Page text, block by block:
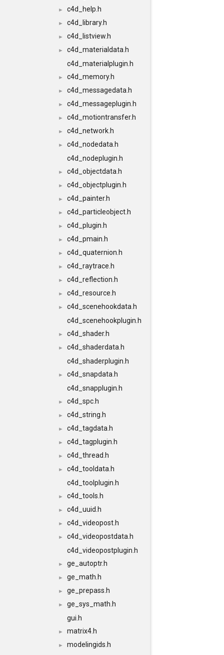
► c4d_help.h
► c4d_library.h
► c4d_listview.h
►
c4d_materialdata.h
c4d_materialplugin.h
► c4d_memory.h
► c4d_messagedata.h
► c4d_messageplugin.h
► c4d_motiontransfer.h
► c4d_network.h
►
c4d_nodedata.h
c4d_nodeplugin.h
► c4d_objectdata.h
► c4d_objectplugin.h
► c4d_painter.h
► c4d_particleobject.h
► c4d_plugin.h
► c4d_pmain.h
► c4d_quaternion.h
► c4d_raytrace.h
► c4d_reflection.h
► c4d_resource.h
►
c4d_scenehookdata.h
c4d_scenehookplugin.h
► c4d_shader.h
►
c4d_shaderdata.h
c4d_shaderplugin.h
►
c4d_snapdata.h
c4d_snapplugin.h
► c4d_spc.h
► c4d_string.h
► c4d_tagdata.h
► c4d_tagplugin.h
► c4d_thread.h
►
c4d_tooldata.h
c4d_toolplugin.h
► c4d_tools.h
► c4d_uuid.h
► c4d_videopost.h
►
c4d_videopostdata.h
c4d_videopostplugin.h
► ge_autoptr.h
► ge_math.h
► ge_prepass.h
►
ge_sys_math.h
gui.h
► matrix4.h
►
modelingids.h